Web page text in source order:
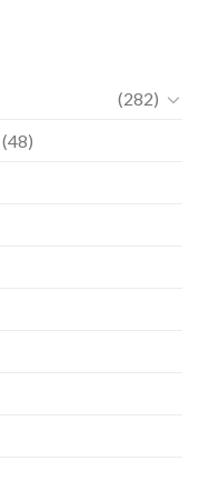
(282)
(48)